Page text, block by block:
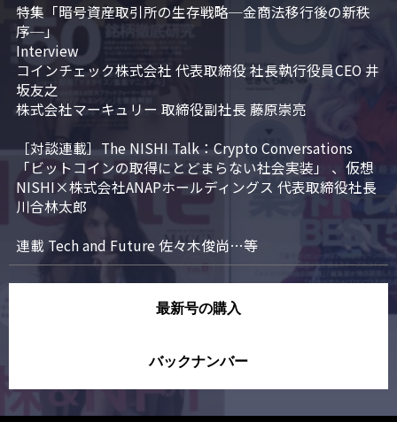
特集「暗号資産取引所の生存戦略─金商法移行後の新秩
序─」
Interview
コインチェック株式会社 代表取締役 社長執行役員CEO 井
坂友之
株式会社マーキュリー 取締役副社長 藤原崇亮
［対談連載］The NISHI Talk：Crypto Conversations
「ビットコインの取得にとどまらない社会実装」 、仮想
NISHI×株式会社ANAPホールディングス 代表取締役社長
川合林太郎
連載 Tech and Future 佐々木俊尚…等
最新号の購入
バックナンバー